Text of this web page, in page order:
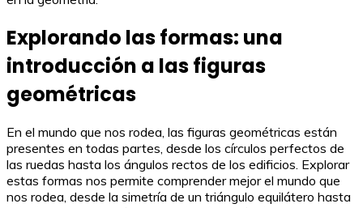
Explorando las formas: una
introducción a las figuras
geométricas
En el mundo que nos rodea, las figuras geométricas están
presentes en todas partes, desde los círculos perfectos de
las ruedas hasta los ángulos rectos de los edificios. Explorar
estas formas nos permite comprender mejor el mundo que
nos rodea, desde la simetría de un triángulo equilátero hasta